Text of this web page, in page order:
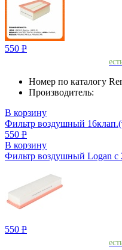
550 Р
Номер по каталогу
Производитель:
В корзину
Фильтр воздушный
550 Р
В корзину
Фильтр воздушный Logan с
550 Р